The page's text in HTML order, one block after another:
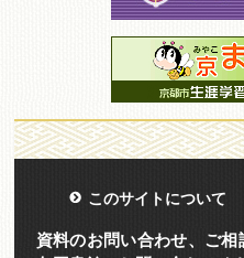
このサイトについて
資料のお問い合わせ、ご